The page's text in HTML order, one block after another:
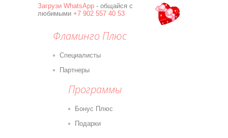
Загрузи WhatsApp - общайся с
любимыми +7 902 557 40 53
Фламинго Плюс
Специалисты
Партнеры
Программы
Бонус Плюс
Подарки